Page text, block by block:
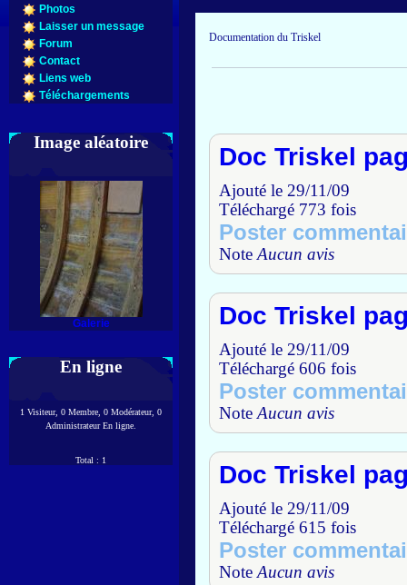
Photos
Laisser un message
Forum
Contact
Liens web
Téléchargements
Image aléatoire
Galerie
En ligne
1 Visiteur, 0 Membre, 0 Modérateur, 0
Administrateur En ligne.
Total : 1
Documentation du Triskel
Doc Triskel
Ajouté le 29/11/09
Téléchargé 773 fois
Poster
NoteAucun avis
Doc Triskel
Ajouté le 29/11/09
Téléchargé 606 fois
Poster
NoteAucun avis
Doc Triskel
Ajouté le 29/11/09
Téléchargé 615 fois
Poster
NoteAucun avis